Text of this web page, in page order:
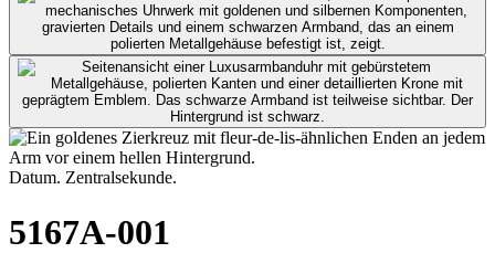
Datum. Zentralsekunde.
5167A-001